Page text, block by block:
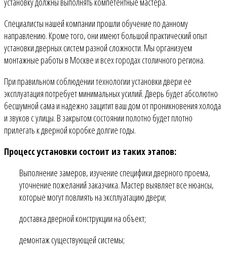
Специалисты нашей компании прошли обучение по данному
направлению. Кроме того, они имеют большой практический опыт
установки дверных систем разной сложности. Мы организуем
монтажные работы в Москве и всех городах столичного региона.
При правильном соблюдении технологии установки двери ее
эксплуатация потребует минимальных усилий. Дверь будет абсолютно
бесшумной сама и надежно защитит ваш дом от проникновения холода
и звуков с улицы. В закрытом состоянии полотно будет плотно
прилегать к дверной коробке долгие годы.
Процесс установки состоит из таких этапов:
Выполнение замеров, изучение специфики дверного проема,
уточнение пожеланий заказчика. Мастер выявляет все нюансы,
которые могут повлиять на эксплуатацию двери;
доставка дверной конструкции на объект;
демонтаж существующей системы;